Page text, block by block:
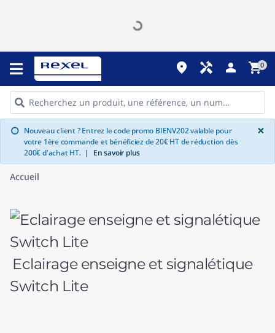
place handyman person shopping_cart0
info Nouveau client ? Entrez le code promo BIENV202 valable pour
votre 1ère commande et bénéficiez de 20€ HT de réduction dès
200€ d'achat HT. | En savoir plus
×
Accueil
Eclairage enseigne et signalétique
Switch Lite